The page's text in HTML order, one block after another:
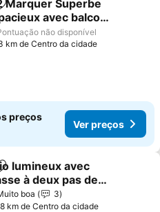
aos favoritos
Marquer Superbe
avec balcon,
de Genève
não disponível
km de Centro da cidade
preços
Ver preços
aos favoritos
lumineux avec
à deux pas de
boa
3
km de Centro da cidade